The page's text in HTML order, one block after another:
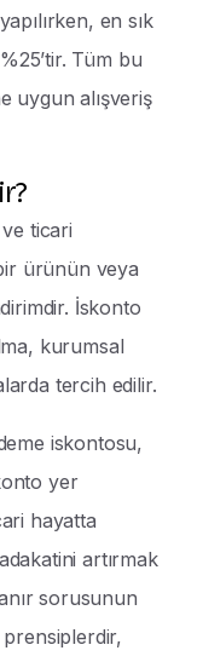
en sık
Tüm bu
uygun alışveriş
ticari
ürünün veya
İskonto
kurumsal
tercih edilir.
iskontosu,
yer
hayatta
artırmak
sorusunun
prensiplerdir,